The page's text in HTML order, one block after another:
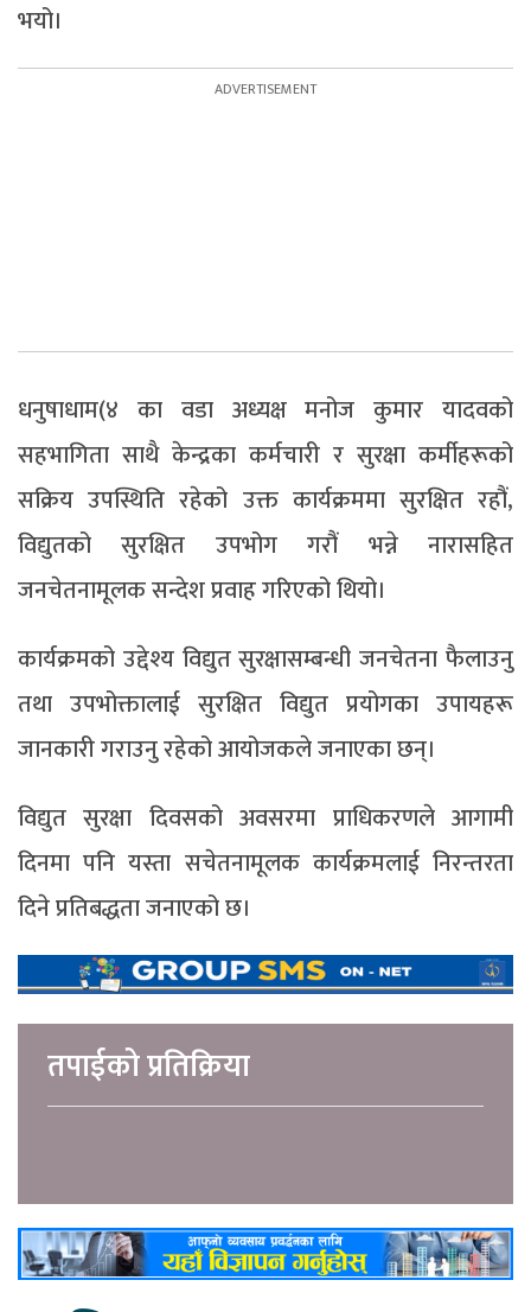
भयो।
धनुषाधाम(४ का वडा अध्यक्ष मनोज कुमार यादवको
सहभागिता साथै केन्द्रका कर्मचारी र सुरक्षा कर्मीहरूको
सक्रिय उपस्थिति रहेको उक्त कार्यक्रममा सुरक्षित रहौं,
विद्युतको सुरक्षित उपभोग गरौं भन्ने नारासहित
जनचेतनामूलक सन्देश प्रवाह गरिएको थियो।
कार्यक्रमको उद्देश्य विद्युत सुरक्षासम्बन्धी जनचेतना फैलाउनु
तथा उपभोक्तालाई सुरक्षित विद्युत प्रयोगका उपायहरू
जानकारी गराउनु रहेको आयोजकले जनाएका छन्।
विद्युत सुरक्षा दिवसको अवसरमा प्राधिकरणले आगामी
दिनमा पनि यस्ता सचेतनामूलक कार्यक्रमलाई निरन्तरता
दिने प्रतिबद्धता जनाएको छ।
तपाईको प्रतिक्रिया